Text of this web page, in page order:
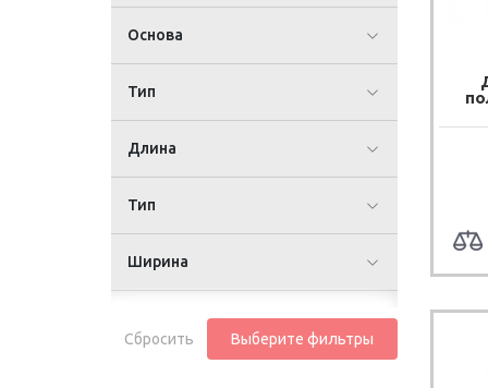
Основа
Тип
Длина
Тип
Ширина
Сбросить Выберите фильтры